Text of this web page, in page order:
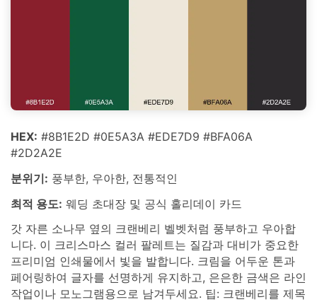
HEX: #8B1E2D #0E5A3A #EDE7D9 #BFA06A
#2D2A2E
분위기: 풍부한, 우아한, 전통적인
최적 용도: 웨딩 초대장 및 공식 홀리데이 카드
갓 자른 소나무 옆의 크랜베리 벨벳처럼 풍부하고 우아합
니다. 이 크리스마스 컬러 팔레트는 질감과 대비가 중요한
프리미엄 인쇄물에서 빛을 발합니다. 크림을 어두운 톤과
페어링하여 글자를 선명하게 유지하고, 은은한 금색은 라인
작업이나 모노그램용으로 남겨두세요. 팁: 크랜베리를 제목